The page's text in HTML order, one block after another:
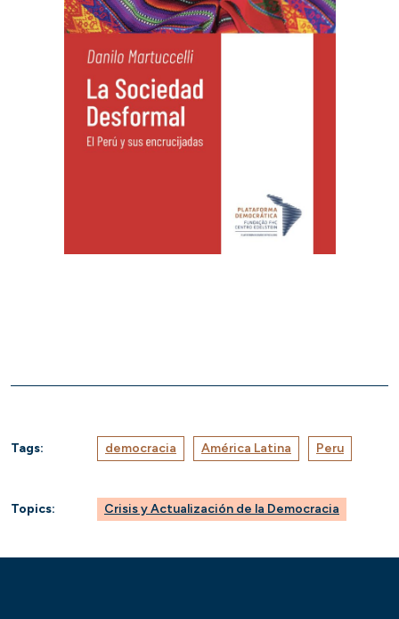
Tags: democracia América Latina Peru
Topics: Crisis y Actualización de la Democracia